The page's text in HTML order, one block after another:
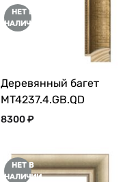
НЕТ В
НАЛИЧИИ
Деревянный багет
MT4237.4.GB.QD
8300₽
НЕТ В
НАЛИЧИИ